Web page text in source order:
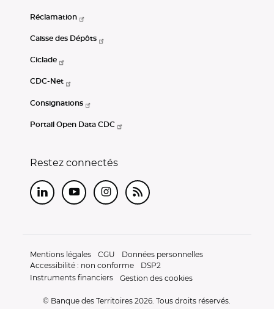
Réclamation
Caisse des Dépôts
Ciclade
CDC-Net
Consignations
Portail Open Data CDC
Restez connectés
LinkedInYoutubeInstagram
RSS
Mentions légales CGU
Données personnelles
Accessibilité : non conforme
DSP2
Instruments financiers
Gestion des cookies
© Banque des Territoires 2026. Tous droits réservés.